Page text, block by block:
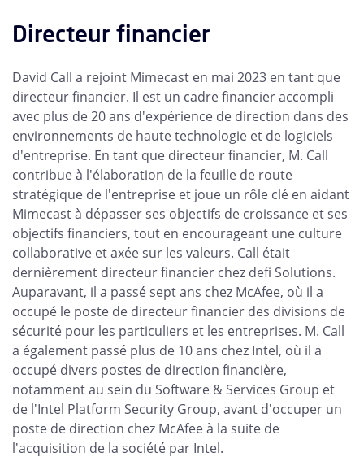
Directeur financier
David Call a rejoint Mimecast en mai 2023 en tant que
directeur financier. Il est un cadre financier accompli
avec plus de 20 ans d'expérience de direction dans des
environnements de haute technologie et de logiciels
d'entreprise. En tant que directeur financier, M. Call
contribue à l'élaboration de la feuille de route
stratégique de l'entreprise et joue un rôle clé en aidant
Mimecast à dépasser ses objectifs de croissance et ses
objectifs financiers, tout en encourageant une culture
collaborative et axée sur les valeurs. Call était
dernièrement directeur financier chez defi Solutions.
Auparavant, il a passé sept ans chez McAfee, où il a
occupé le poste de directeur financier des divisions de
sécurité pour les particuliers et les entreprises. M. Call
a également passé plus de 10 ans chez Intel, où il a
occupé divers postes de direction financière,
notamment au sein du Software & Services Group et
de l'Intel Platform Security Group, avant d'occuper un
poste de direction chez McAfee à la suite de
l'acquisition de la société par Intel.